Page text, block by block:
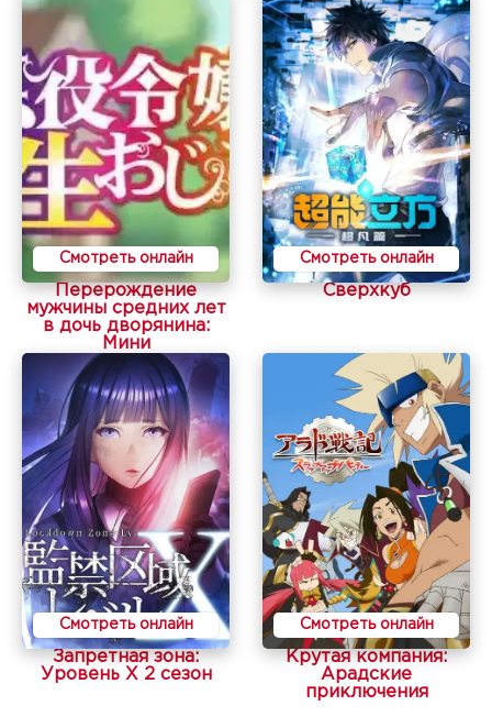
Смотреть онлайн
Перерождение
мужчины средних лет
в дочь дворянина:
Мини
Смотреть онлайн
Сверхкуб
Смотреть онлайн
Запретная зона:
Уровень X 2 сезон
Смотреть онлайн
Крутая компания:
Арадские
приключения